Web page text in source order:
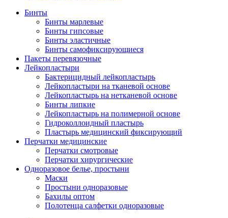
Бинты
Бинты марлевые
Бинты гипсовые
Бинты эластичные
Бинты самофиксирующиеся
Пакеты перевязочные
Лейкопластыри
Бактерицидный лейкопластырь
Лейкопластыри на тканевой основе
Лейкопластырь на нетканевой основе
Бинты липкие
Лейкопластырь на полимерной основе
Гидроколлоидный пластырь
Пластырь медицинский фиксирующий
Перчатки медицинские
Перчатки смотровые
Перчатки хирургические
Одноразовое белье, простыни
Маски
Простыни одноразовые
Бахилы оптом
Полотенца салфетки одноразовые